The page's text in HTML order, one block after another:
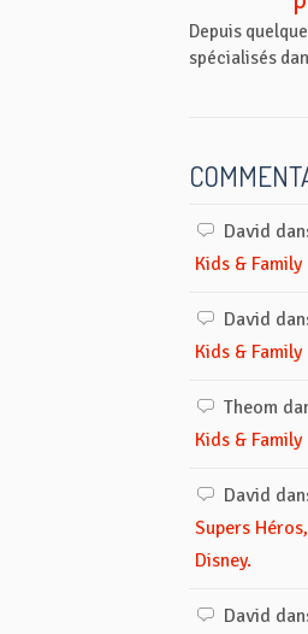
Depuis
spécialisés
David
Kids &
David
Kids &
Theom
Kids &
David
Supers
Disney.
David